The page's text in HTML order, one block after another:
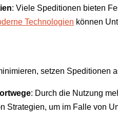
: Viele Speditionen bieten
Technologien können
setzen Speditionen
: Durch die Nutzung
Strategien, um im Falle von